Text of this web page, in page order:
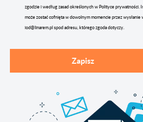
zgodzie i według zasad określonych w Polityce prywatności.
może zostać cofnięta w dowolnym momencie przez wysłanie
iod@linarem.pl spod adresu, którego zgoda dotyczy.
Zapisz